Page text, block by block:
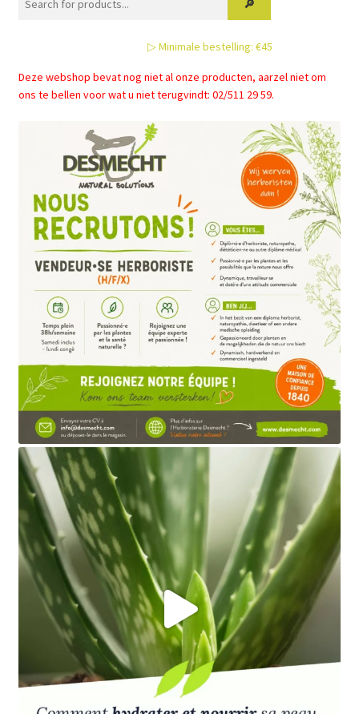
kan
worden
de
▷ Minimale bestelling: €45
Deze webshop bevat nog niet al onze producten, aarzel niet om
ons te bellen voor wat u niet terugvindt: 02/511 29 59.